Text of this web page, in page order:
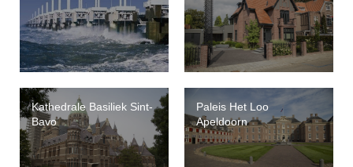
Kathedrale Basiliek Sint-
Bavo
Paleis Het Loo
Apeldoorn